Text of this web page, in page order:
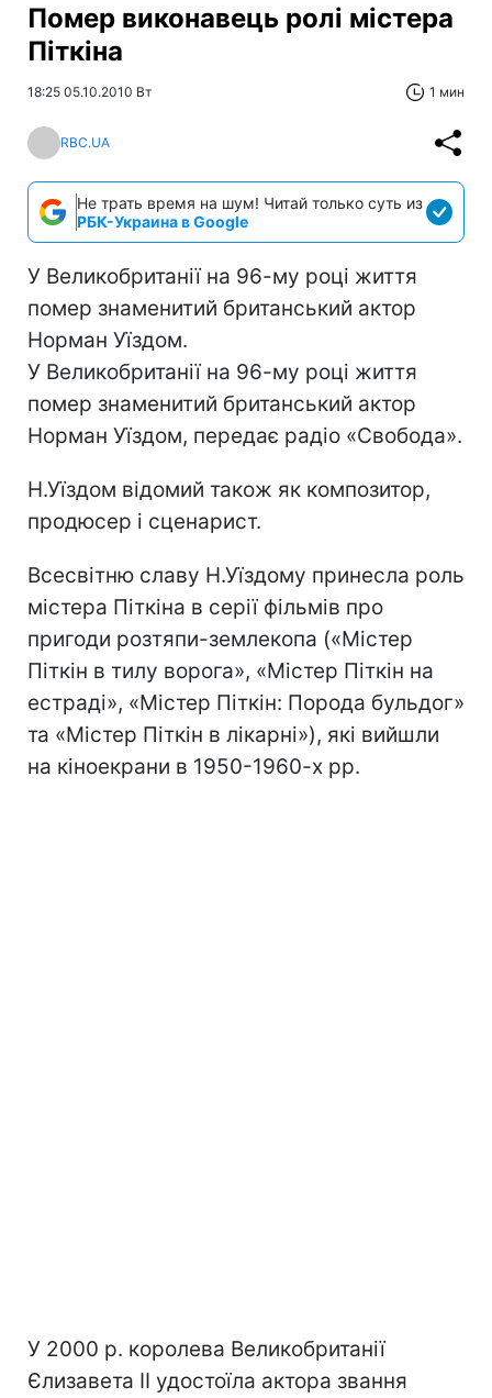
Помер виконавець ролі містера
Піткіна
18:25 05.10.2010 Вт 1 мин
RBC.UA
Не трать время на шум! Читай только суть из
РБК-Украина в Google
У Великобританії на 96-му році життя
помер знаменитий британський актор
Норман Уїздом.
У Великобританії на 96-му році життя
помер знаменитий британський актор
Норман Уїздом, передає радіо «Свобода».
Н.Уїздом відомий також як композитор,
продюсер і сценарист.
Всесвітню славу Н.Уїздому принесла роль
містера Піткіна в серії фільмів про
пригоди розтяпи-землекопа («Містер
Піткін в тилу ворога», «Містер Піткін на
естраді», «Містер Піткін: Порода бульдог»
та «Містер Піткін в лікарні»), які вийшли
на кіноекрани в 1950-1960-х рр.
У 2000 р. королева Великобританії
Єлизавета II удостоїла актора звання